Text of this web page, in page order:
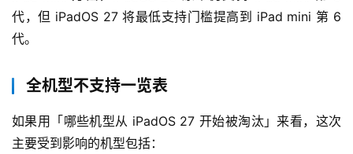
代，但 iPadOS 27 将最低支持门槛提高到 iPad mini 第 6
代。
全机型不支持一览表
如果用「哪些机型从 iPadOS 27 开始被淘汰」来看，这次
主要受到影响的机型包括：